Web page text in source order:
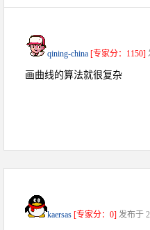
qining-china [专家分：1150]
画曲线的算法就很复杂
kaersas [专家分：0] 发布于